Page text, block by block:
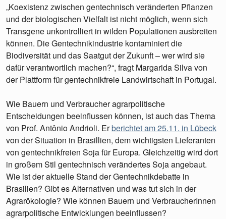
„Koexistenz zwischen gentechnisch veränderten Pflanzen
und der biologischen Vielfalt ist nicht möglich, wenn sich
Transgene unkontrolliert in wilden Populationen ausbreiten
können. Die Gentechnikindustrie kontaminiert die
Biodiversität und das Saatgut der Zukunft – wer wird sie
dafür verantwortlich machen?“, fragt Margarida Silva von
der Plattform für gentechnikfreie Landwirtschaft in Portugal.
Wie Bauern und Verbraucher agrarpolitische
Entscheidungen beeinflussen können, ist auch das Thema
von Prof. Antônio Andrioli. Erberichtet am 25.11. in Lübeck
von der Situation in Brasillien, dem wichtigsten Lieferanten
von gentechnikfreien Soja für Europa. Gleichzeitig wird dort
in großem Stil gentechnisch verändertes Soja angebaut.
Wie ist der aktuelle Stand der Gentechnikdebatte in
Brasilien? Gibt es Alternativen und was tut sich in der
Agrarökologie? Wie können Bauern und VerbraucherInnen
agrarpolitische Entwicklungen beeinflussen?